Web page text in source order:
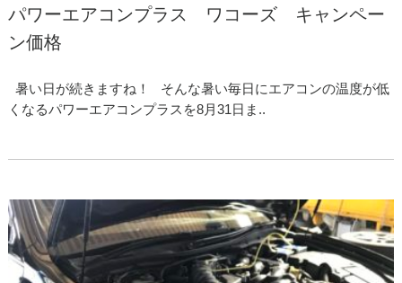
パワーエアコンプラス ワコーズ キャンペー
ン価格
暑い日が続きますね！ そんな暑い毎日にエアコンの温度が低
くなるパワーエアコンプラスを8月31日ま..